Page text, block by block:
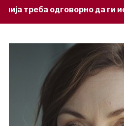
да ги искористи своите